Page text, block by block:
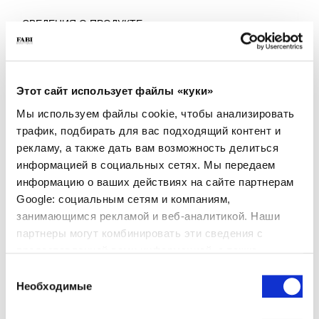
Этот сайт использует файлы «куки»
Мы используем файлы cookie, чтобы анализировать
трафик, подбирать для вас подходящий контент и
рекламу, а также дать вам возможность делиться
информацией в социальных сетях. Мы передаем
информацию о ваших действиях на сайте партнерам
Google: социальным сетям и компаниям,
занимающимся рекламой и веб-аналитикой. Наши
партнеры могут комбинировать эти сведения с
вами их сервисов.
согласия
Необходимые
СВЕДЕНИЯ О ПРОДУКТЕ
- Материал: Замша с носком из лакированной кожи
- Подошва: Резина
- Сделано в Италии
ПОЧЕМУ ОН ОСОБЕННЫЙ?
ПРЕМИАЛЬНЫЕ
МАТЕРИАЛЫ
СДЕЛАНО В ИТАЛИИ ЛЕГКИЕ И УДОБНЫЕ